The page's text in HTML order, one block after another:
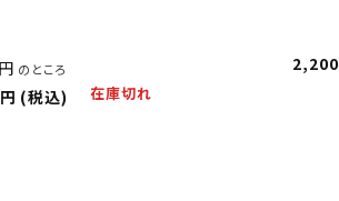
のところ
税込
2,200
在庫切れ